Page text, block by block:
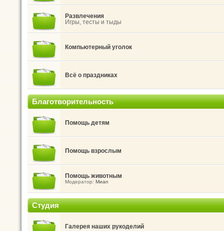
Развлечения
Игры, тесты и тыды
Компьютерный уголок
Всё о праздниках
Благотворительность
Помощь детям
Помощь взрослым
Помощь животным
Модератор: Миап
Студия
Галерея наших рукоделий